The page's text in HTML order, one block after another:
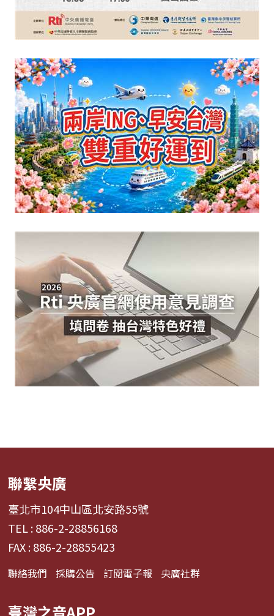
聯繫央廣
臺北市104中山區北安路55號
TEL : 886-2-28856168
FAX : 886-2-28855423
聯絡我們 採購公告 訂閱電子報 央廣社群